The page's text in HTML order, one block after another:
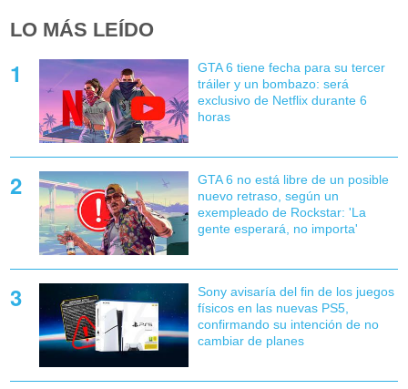
LO MÁS LEÍDO
GTA 6 tiene fecha para su tercer
tráiler y un bombazo: será
exclusivo de Netflix durante 6
horas
GTA 6 no está libre de un posible
nuevo retraso, según un
exempleado de Rockstar: 'La
gente esperará, no importa'
Sony avisaría del fin de los juegos
físicos en las nuevas PS5,
confirmando su intención de no
cambiar de planes